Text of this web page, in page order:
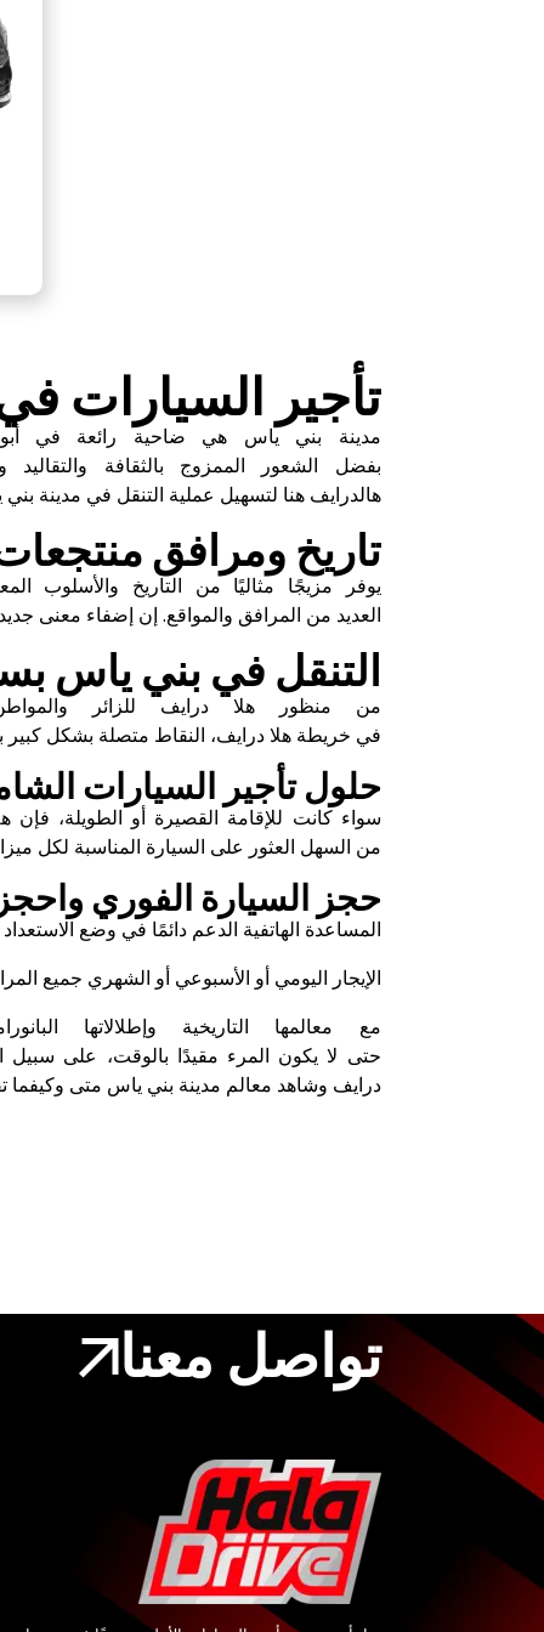
تأجير السيارات
مدينة بني ياس هي ضاحية رائعة في أبو
بفضل الشعور الممزوج بالثقافة
هالدرايف هنا لتسهيل عملية التنقل في مدينة
تاريخ ومرافق
يوفر مزيجًا مثاليًا من التاريخ والأسلوب
العديد من المرافق والمواقع. إن إضفاء معنى
التنقل في بني ياس
من منظور هلا درايف للزائر
في خريطة هلا درايف، النقاط متصلة بشكل كبير
حلول تأجير السيارات
سواء كانت للإقامة القصيرة أو الطويلة،
من السهل العثور على السيارة المناسبة لكل
حجز السيارة الفوري
المساعدة الهاتفية الدعم دائمًا في وضع
الإيجار اليومي أو الأسبوعي أو الشهري جميع
مع معالمها التاريخية
حتى لا يكون المرء مقيدًا بالوقت، على سبيل
درايف وشاهد معالم مدينة بني ياس متى وكيفما
تواصل معنا